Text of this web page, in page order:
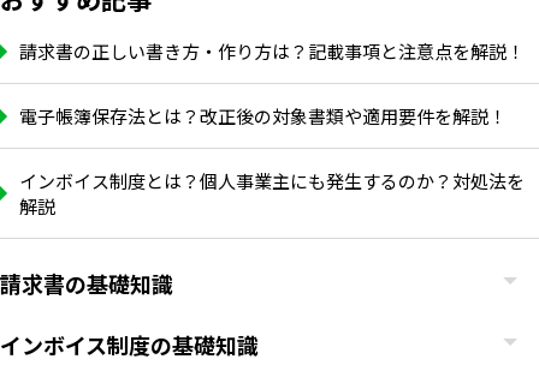
請求書の正しい書き方・作り方は？記載事項と注意点を解説！
電子帳簿保存法とは？改正後の対象書類や適用要件を解説！
インボイス制度とは？個人事業主にも発生するのか？対処法を
解説
請求書の基礎知識
インボイス制度の基礎知識